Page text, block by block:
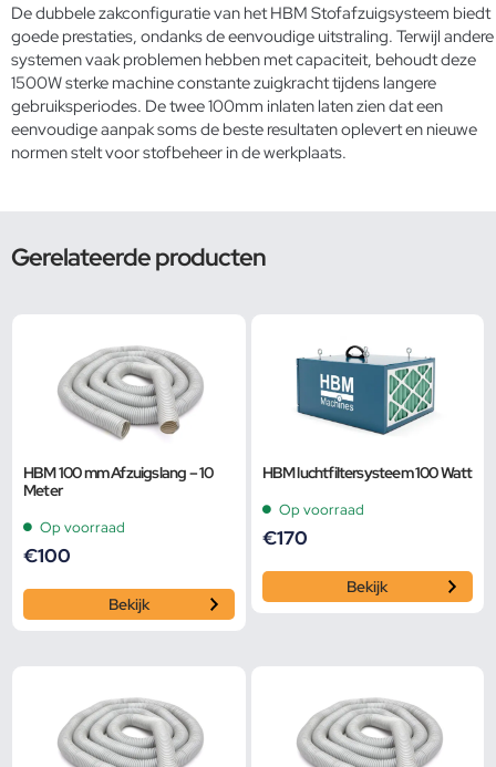
De dubbele zakconfiguratie van het HBM Stofafzuigsysteem biedt
goede prestaties, ondanks de eenvoudige uitstraling. Terwijl andere
systemen vaak problemen hebben met capaciteit, behoudt deze
1500W sterke machine constante zuigkracht tijdens langere
gebruiksperiodes. De twee 100mm inlaten laten zien dat een
eenvoudige aanpak soms de beste resultaten oplevert en nieuwe
normen stelt voor stofbeheer in de werkplaats.
Gerelateerde producten
HBM 100 mm Afzuigslang – 10
Meter
Op voorraad
€100
Bekijk
HBM luchtfiltersysteem 100 Watt
Op voorraad
€170
Bekijk